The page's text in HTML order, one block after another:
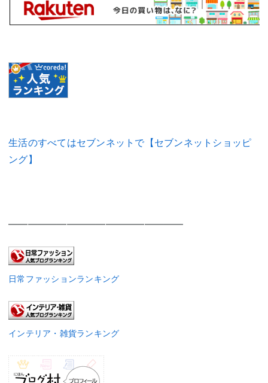
生活のすべてはセブンネットで【セブンネットショッピ
ング】
——————————————————
日常ファッションランキング
インテリア・雑貨ランキング